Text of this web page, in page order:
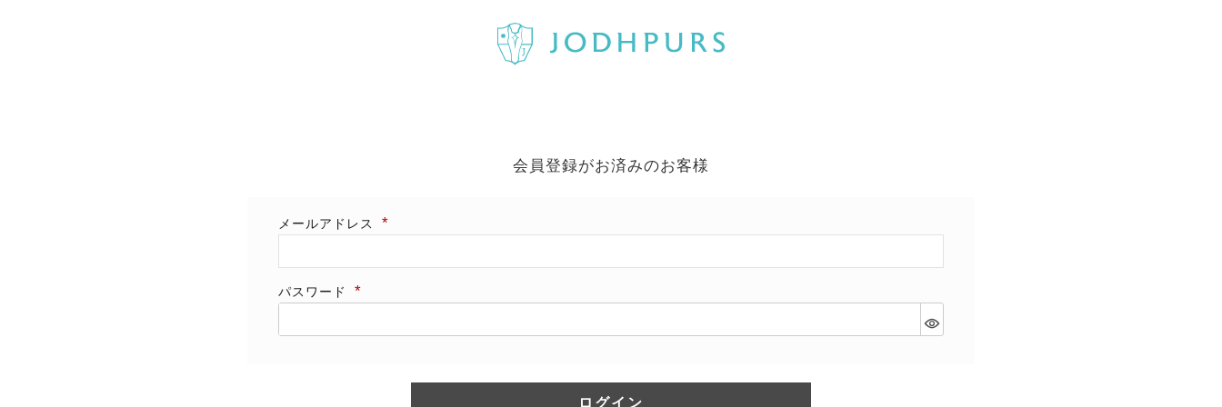
会員登録がお済みのお客様
メールアドレス
パスワード
ログイン